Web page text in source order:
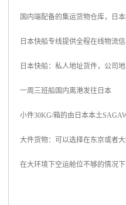
国内端配备的集运货物仓库，日
日本快船专线提供全程在线物流
日本快船：私人地址货件，公司
一周三班船国内离港发往日本
小件30KG/箱的由日本本土
大件货物：可以选择在东京或者
在大环境下空运舱位不够的情况